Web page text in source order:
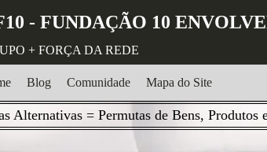
- FUNDAÇÃO 10
+ FORÇA DA REDE
Blog Comunidade Mapa do Site
Alternativas = Permutas de Bens, Produtos